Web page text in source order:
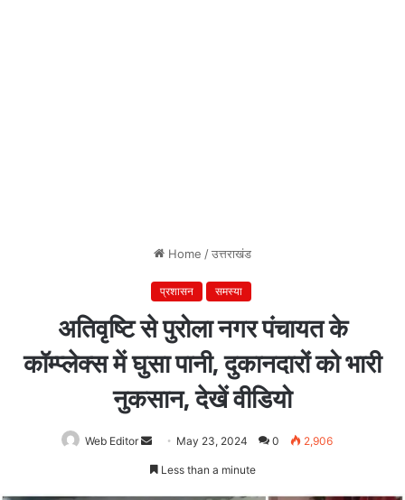
Home /उत्तराखंड
प्रशासन समस्या
अतिवृष्टि से पुरोला नगर पंचायत के
कॉम्प्लेक्स में घुसा पानी, दुकानदारों को भारी
नुकसान, देखें वीडियो
Web Editor
Send
an
May 23, 2024 0 2,906
Less than a minute